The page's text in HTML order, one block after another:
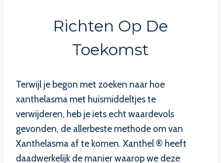
Richten Op De
Toekomst
Terwijl je begon met zoeken naar hoe
xanthelasma met huismiddeltjes te
verwijderen, heb je iets echt waardevols
gevonden, de allerbeste methode om van
Xanthelasma af te komen. Xanthel ® heeft
daadwerkelijk de manier waarop we deze